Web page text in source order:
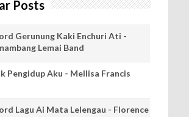
Posts
Gerunung Kaki Enchuri Ati -
Lemai Band
Pengidup Aku - Mellisa Francis
Lagu Ai Mata Lelengau - Florence